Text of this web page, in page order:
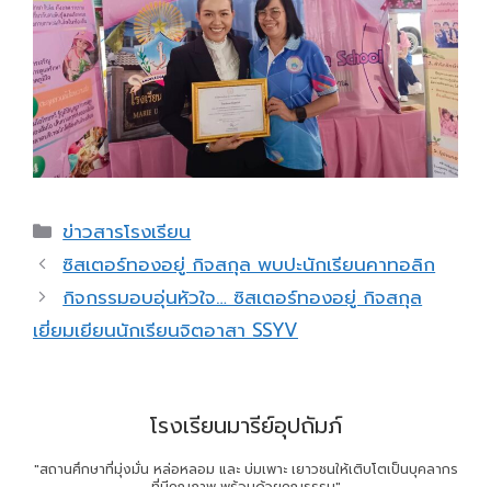
Categories
ข่าวสารโรงเรียน
ซิสเตอร์ทองอยู่ กิจสกุล พบปะนักเรียนคาทอลิก
กิจกรรมอบอุ่นหัวใจ… ซิสเตอร์ทองอยู่ กิจสกุล
เยี่ยมเยียนนักเรียนจิตอาสา SSYV
โรงเรียนมารีย์อุปถัมภ์
"สถานศึกษาที่มุ่งมั่น หล่อหลอม และ บ่มเพาะ เยาวชนให้เติบโตเป็นบุคลากร